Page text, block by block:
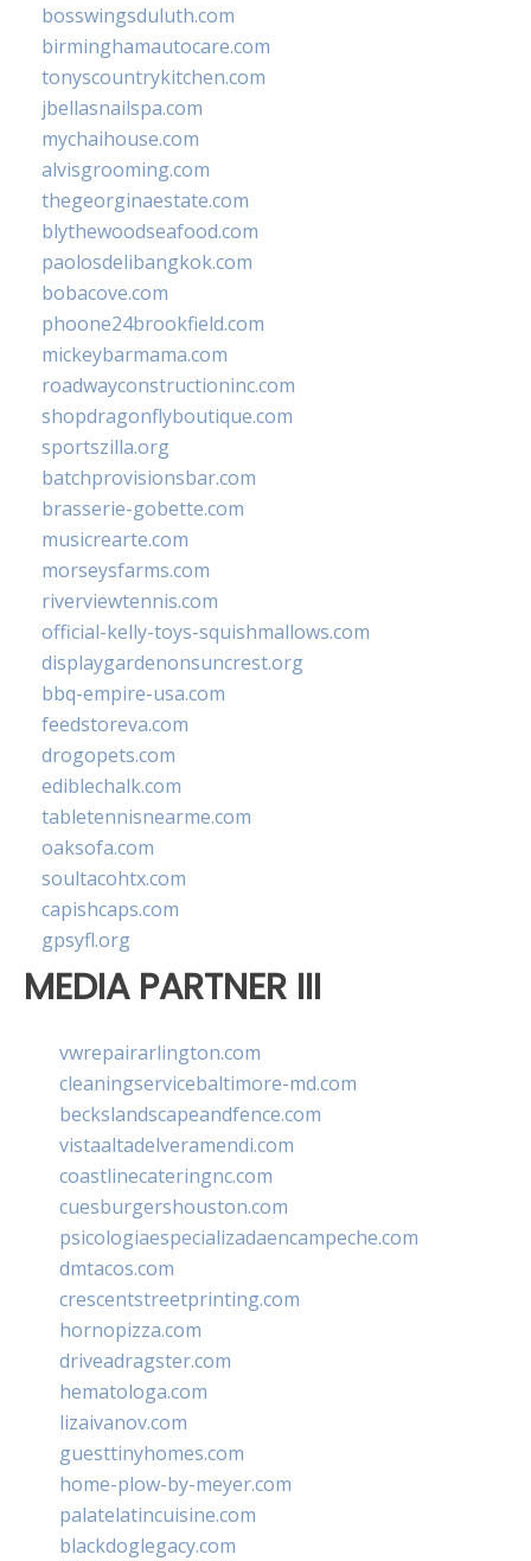
bosswingsduluth.com
birminghamautocare.com
tonyscountrykitchen.com
jbellasnailspa.com
mychaihouse.com
alvisgrooming.com
thegeorginaestate.com
blythewoodseafood.com
paolosdelibangkok.com
bobacove.com
phoone24brookfield.com
mickeybarmama.com
roadwayconstructioninc.com
shopdragonflyboutique.com
sportszilla.org
batchprovisionsbar.com
brasserie-gobette.com
musicrearte.com
morseysfarms.com
riverviewtennis.com
official-kelly-toys-squishmallows.com
displaygardenonsuncrest.org
bbq-empire-usa.com
feedstoreva.com
drogopets.com
ediblechalk.com
tabletennisnearme.com
oaksofa.com
soultacohtx.com
capishcaps.com
gpsyfl.org
MEDIA PARTNER III
vwrepairarlington.com
cleaningservicebaltimore-md.com
beckslandscapeandfence.com
vistaaltadelveramendi.com
coastlinecateringnc.com
cuesburgershouston.com
psicologiaespecializadaencampeche.com
dmtacos.com
crescentstreetprinting.com
hornopizza.com
driveadragster.com
hematologa.com
lizaivanov.com
guesttinyhomes.com
home-plow-by-meyer.com
palatelatincuisine.com
blackdoglegacy.com